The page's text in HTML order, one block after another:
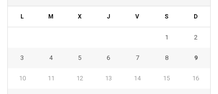
L M X J V S D
1 2
3 4 5 6 7 8 9
10 11 12 13 14 15 16